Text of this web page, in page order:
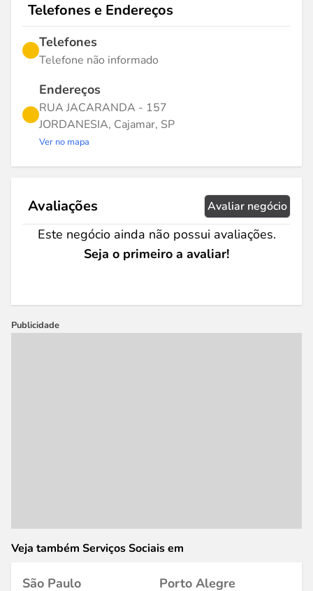
Telefones e Endereços
Telefones
Telefone não informado
Endereços
RUA JACARANDA - 157
JORDANESIA, Cajamar, SP
Ver no mapa
Avaliações Avaliar negócio
Este negócio ainda não possui avaliações.
Seja o primeiro a avaliar!
Publicidade
Veja também Serviços Sociais em
São Paulo
Porto Alegre